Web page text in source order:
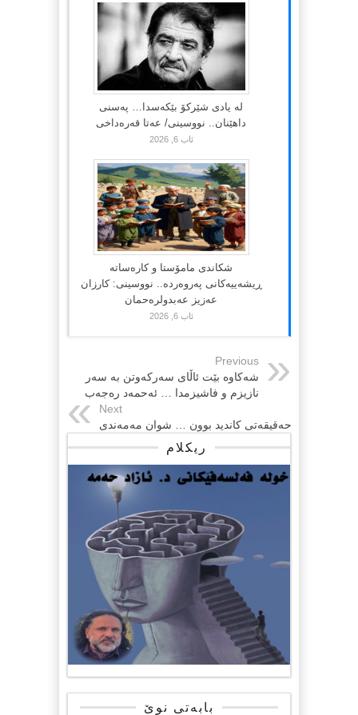
لە یادی شێرکۆ بێکەسدا… پەسنی
داهێنان.. نووسینی/ عەتا قەرەداخی
ئاب 6, 2026
شکاندی مامۆستا و کارەساتە
ڕیشەییەکانی پەروەردە.. نووسینی: کارزان
عەزیز عەبدولرەحمان
ئاب 6, 2026
Previous
شه‌كاوه‌ بێت ئاڵای سه‌ركه‌وتن به سه‌ر
نازیزم و فاشیزمدا … ئه‌حمه‌د ره‌جه‌ب
Next
حه‌قیقه‌تی كاندید بوون … شوان مه‌مه‌ندی
ریکلام
بابەتی نوێ